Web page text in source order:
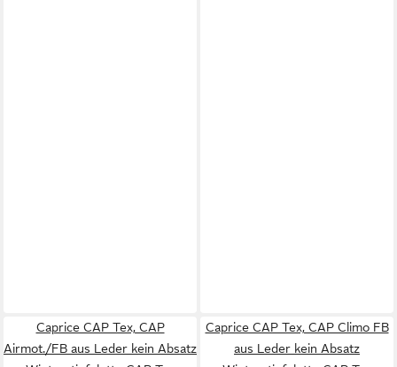
Caprice CAP Tex, CAP
Airmot./FB aus Leder kein Absatz
Caprice CAP Tex, CAP Climo FB
aus Leder kein Absatz